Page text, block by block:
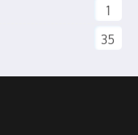
1
35